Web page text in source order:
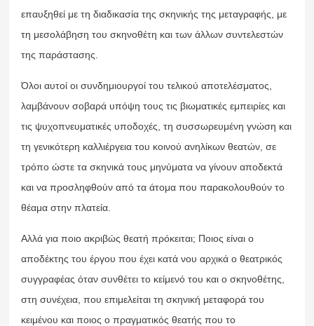
επαυξηθεί με τη διαδικασία της σκηνικής της μεταγραφής, με
τη μεσολάβηση του σκηνοθέτη και των άλλων συντελεστών
της παράστασης.
Όλοι αυτοί οι συνδημιουργοί του τελικού αποτελέσματος,
λαμβάνουν σοβαρά υπόψη τους τις βιωματικές εμπειρίες και
τις ψυχοπνευματικές υποδοχές, τη συσσωρευμένη γνώση και
τη γενικότερη καλλιέργεια του κοινού ανηλίκων θεατών, σε
τρόπο ώστε τα σκηνικά τους μηνύματα να γίνουν αποδεκτά
και να προσληφθούν από τα άτομα που παρακολουθούν το
θέαμα στην πλατεία.
Αλλά για ποιο ακριβώς θεατή πρόκειται; Ποιος είναι ο
αποδέκτης του έργου που έχει κατά νου αρχικά ο θεατρικός
συγγραφέας όταν συνθέτει το κείμενό του και ο σκηνοθέτης,
στη συνέχεια, που επιμελείται τη σκηνική μεταφορά του
κειμένου και ποιος ο πραγματικός θεατής που το